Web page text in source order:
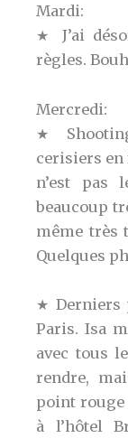
Mardi:
★ J’ai
règles.
Mercredi:
★
cerisiers en
n’est
beaucoup
même très
Quelques
★ Derniers
Paris. Isa
avec tous
rendre,
point
à l’hôtel